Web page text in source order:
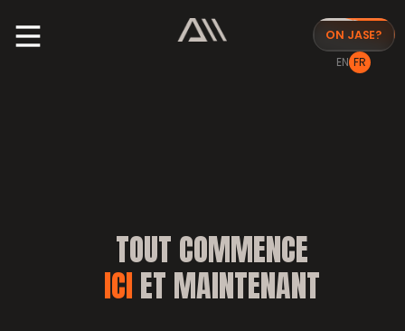
ON JASE?
EN FR
TOUT COMMENCE
ICIET MAINTENANT